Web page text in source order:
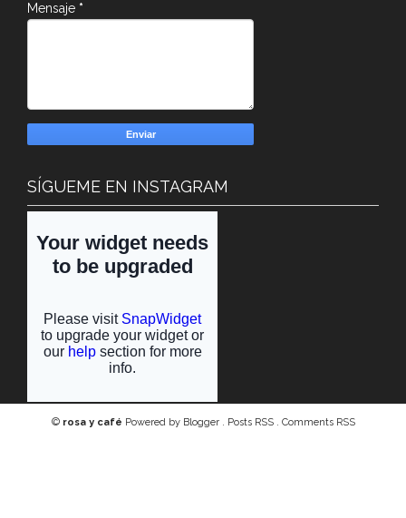
Mensaje *
SÍGUEME EN INSTAGRAM
© rosa y café Powered by Blogger . Posts RSS . Comments RSS